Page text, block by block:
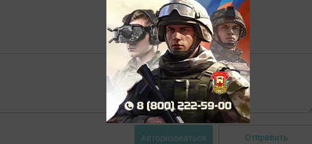
Авторизоваться Отправить